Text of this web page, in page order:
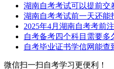
湖南自考考试可以提前交
湖南自考考试前一天还能
2025年4月湖南自考考前
自考备考四个科目需要多
自考毕业证书学信网能查
微信扫一扫自考学习更便利！